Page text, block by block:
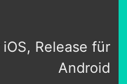
Release für
Android